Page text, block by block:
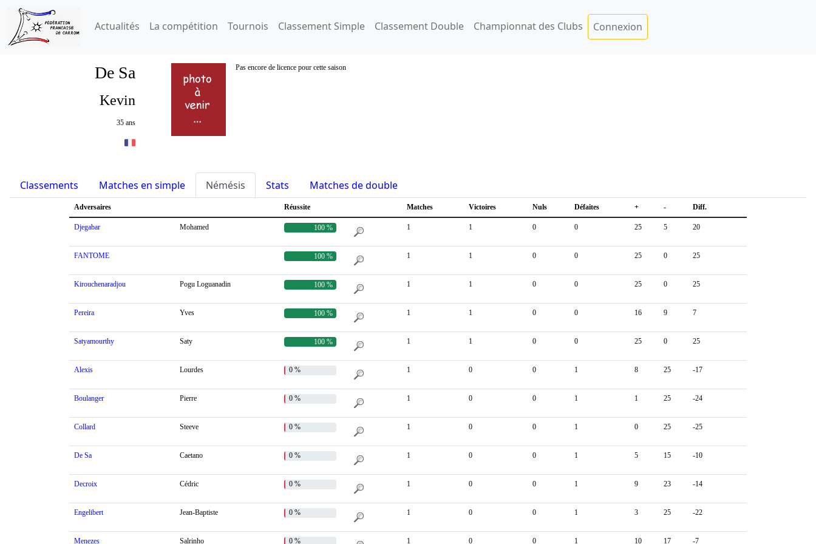
Actualités La compétition Tournois Classement Simple Classement Double Championnat des Clubs Connexion
De Sa Pas encore de licence pour cette saison
Kevin
35 ans
Classements Matches en simple Némésis Stats Matches de double
Adversaires Réussite Matches Victoires Nuls Défaites + - Diff.
Djegabar Mohamed 100 % 1 1 0 0 25 5 20
FANTOME 100 % 1 1 0 0 25 0 25
Kirouchenaradjou Pogu Loguanadin 100 % 1 1 0 0 25 0 25
Pereira Yves 100 % 1 1 0 0 16 9 7
Satyamourthy Saty 100 % 1 1 0 0 25 0 25
Alexis Lourdes 0 % 1 0 0 1 8 25 -17
Boulanger Pierre 0 % 1 0 0 1 1 25 -24
Collard Steeve 0 % 1 0 0 1 0 25 -25
De Sa Caetano 0 % 1 0 0 1 5 15 -10
Decroix Cédric 0 % 1 0 0 1 9 23 -14
Engelibert Jean-Baptiste 0 % 1 0 0 1 3 25 -22
Menezes Salrinho 0 % 1 0 0 1 10 17 -7